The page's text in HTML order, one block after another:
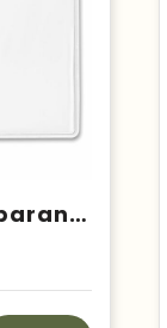
BADGY - Transparante badge